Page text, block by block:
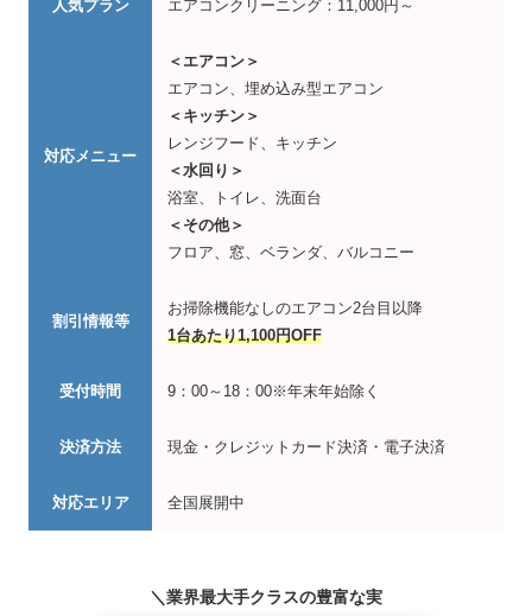
人気プラン エアコンクリーニング：11,000円～
対応メニュー
＜エアコン＞
エアコン、埋め込み型エアコン
＜キッチン＞
レンジフード、キッチン
＜水回り＞
浴室、トイレ、洗面台
＜その他＞
フロア、窓、ベランダ、バルコニー
割引情報等
お掃除機能なしのエアコン2台目以降
1台あたり1,100円OFF
受付時間 9：00～18：00※年末年始除く
決済方法 現金・クレジットカード決済・電子決済
対応エリア 全国展開中
＼業界最大手クラスの豊富な実